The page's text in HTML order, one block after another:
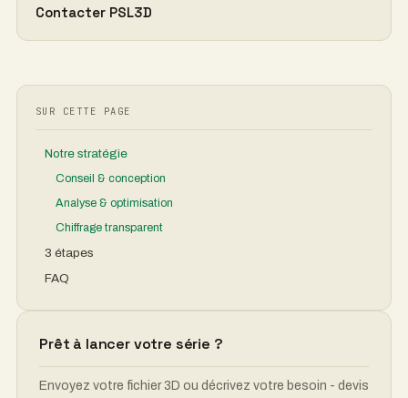
Contacter PSL3D
SUR CETTE PAGE
Notre stratégie
Conseil & conception
Analyse & optimisation
Chiffrage transparent
3 étapes
FAQ
Prêt à lancer votre série ?
Envoyez votre fichier 3D ou décrivez votre besoin - devis